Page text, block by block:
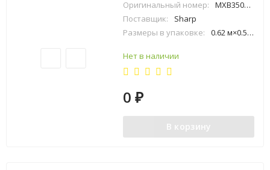
Оригинальный номер:
MXB350PEE
Поставщик:
Sharp
Размеры в упаковке:
0.62 м×0.56 м×0.64 м
Нет в наличии
0₽
В корзину